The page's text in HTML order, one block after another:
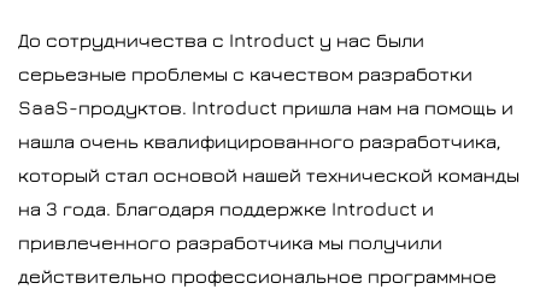
До сотрудничества с Introduct у нас были
серьезные проблемы с качеством разработки
SaaS-продуктов. Introduct пришла нам на помощь и
нашла очень квалифицированного разработчика,
который стал основой нашей технической команды
на 3 года. Благодаря поддержке Introduct и
привлеченного разработчика мы получили
действительно профессиональное программное